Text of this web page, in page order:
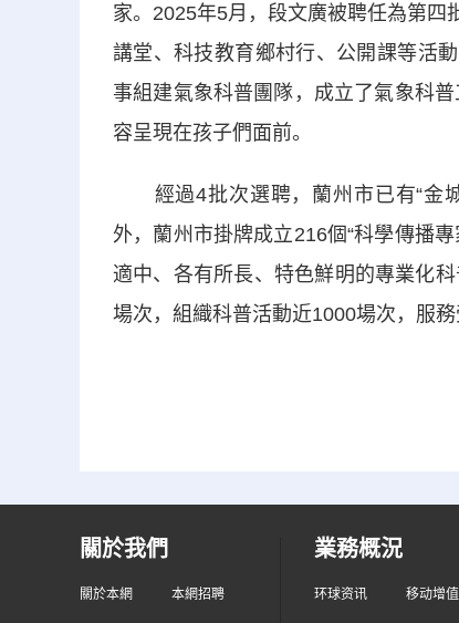
家。2025年5月，段文廣被聘任為第四
講堂、科技教育鄉村行、公開課等活
事組建氣象科普團隊，成立了氣象科
容呈現在孩子們面前。
經過4批次選聘，蘭州市已有“金城
外，蘭州市掛牌成立216個“科學傳播
適中、各有所長、特色鮮明的專業化
場次，組織科普活動近1000場次，服務
關於我們
關於本網 本網招聘
業務概況
环球资讯 移动增值